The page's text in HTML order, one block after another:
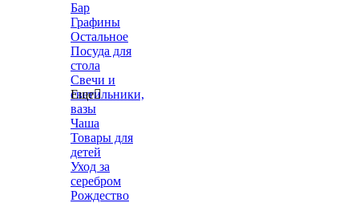
Бар
Графины
Остальное
Посуда для
стола
Свечи и
светильники,
вазы
Чаша
Товары для
детей
Уход за
серебром
Рождество
Еще